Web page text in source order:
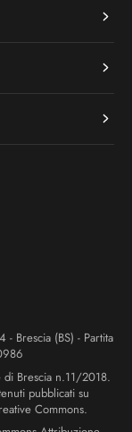
- Brescia (BS) - Partita
di Brescia n.11/2018.
pubblicati su
Commons.